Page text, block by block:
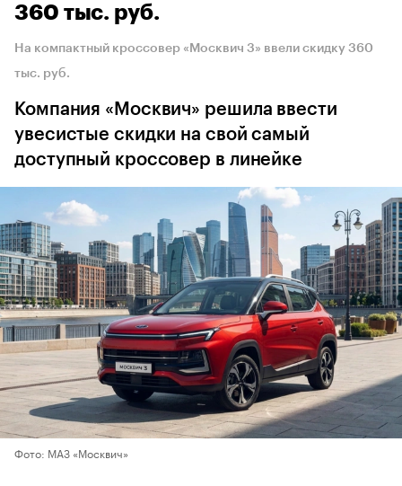
360 тыс. руб.
На компактный кроссовер «Москвич 3» ввели скидку 360
тыс. руб.
Компания «Москвич» решила ввести
увесистые скидки на свой самый
доступный кроссовер в линейке
Фото: МАЗ «Москвич»